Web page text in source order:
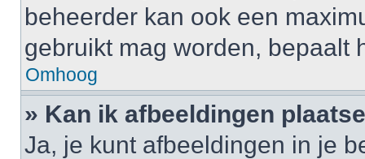
beheerder kan ook een
gebruikt mag worden, bepaalt
Omhoog
» Kan ik afbeeldingen
Ja, je kunt afbeeldingen in je